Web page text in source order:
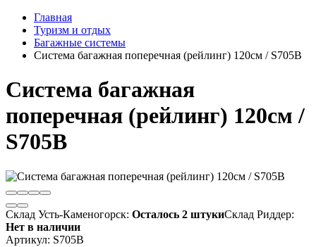
Главная
Туризм и отдых
Багажные системы
Система багажная поперечная (рейлинг) 120см / S705B
Система багажная
поперечная (рейлинг) 120см /
S705B
Склад Усть-Каменогорск: Осталось 2 штукиСклад Риддер:
Нет в наличии
Артикул: S705B